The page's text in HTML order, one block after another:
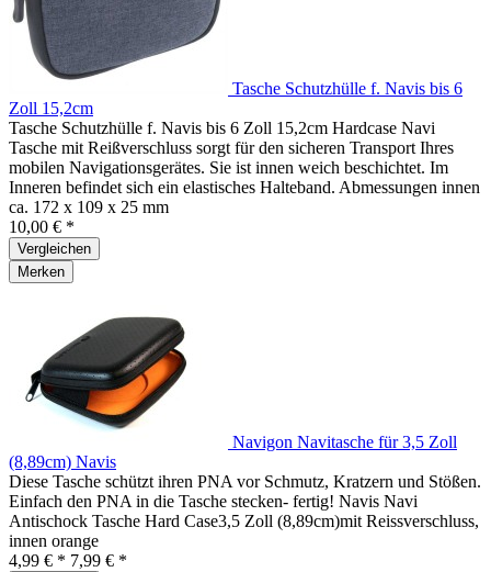
Tasche Schutzhülle f. Navis bis 6
Zoll 15,2cm
Tasche Schutzhülle f. Navis bis 6 Zoll 15,2cm Hardcase Navi
Tasche mit Reißverschluss sorgt für den sicheren Transport Ihres
mobilen Navigationsgerätes. Sie ist innen weich beschichtet. Im
Inneren befindet sich ein elastisches Halteband. Abmessungen innen
ca. 172 x 109 x 25 mm
10,00 € *
Vergleichen
Merken
Navigon Navitasche für 3,5 Zoll
(8,89cm) Navis
Diese Tasche schützt ihren PNA vor Schmutz, Kratzern und Stößen.
Einfach den PNA in die Tasche stecken- fertig! Navis Navi
Antischock Tasche Hard Case3,5 Zoll (8,89cm)mit Reissverschluss,
innen orange
4,99 € * 7,99 € *